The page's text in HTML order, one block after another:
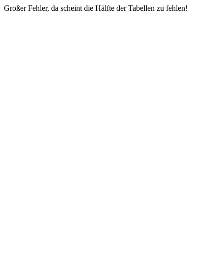
Großer Fehler, da scheint die Hälfte der Tabellen zu fehlen!